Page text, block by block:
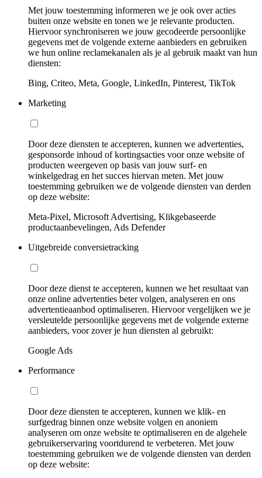
Met jouw toestemming informeren we je ook over acties
buiten onze website en tonen we je relevante producten.
Hiervoor synchroniseren we jouw gecodeerde persoonlijke
gegevens met de volgende externe aanbieders en gebruiken
we hun online reclamekanalen als je al gebruik maakt van hun
diensten:
Bing, Criteo, Meta, Google, LinkedIn, Pinterest, TikTok
Marketing
Door deze diensten te accepteren, kunnen we advertenties,
gesponsorde inhoud of kortingsacties voor onze website of
producten weergeven op basis van jouw surf- en
winkelgedrag en het succes hiervan meten. Met jouw
toestemming gebruiken we de volgende diensten van derden
op deze website:
Meta-Pixel, Microsoft Advertising, Klikgebaseerde
productaanbevelingen, Ads Defender
Uitgebreide conversietracking
Door deze dienst te accepteren, kunnen we het resultaat van
onze online advertenties beter volgen, analyseren en ons
advertentieaanbod optimaliseren. Hiervoor vergelijken we je
versleutelde persoonlijke gegevens met de volgende externe
aanbieders, voor zover je hun diensten al gebruikt:
Google Ads
Performance
Door deze diensten te accepteren, kunnen we klik- en
surfgedrag binnen onze website volgen en anoniem
analyseren om onze website te optimaliseren en de algehele
gebruikerservaring voortdurend te verbeteren. Met jouw
toestemming gebruiken we de volgende diensten van derden
op deze website: